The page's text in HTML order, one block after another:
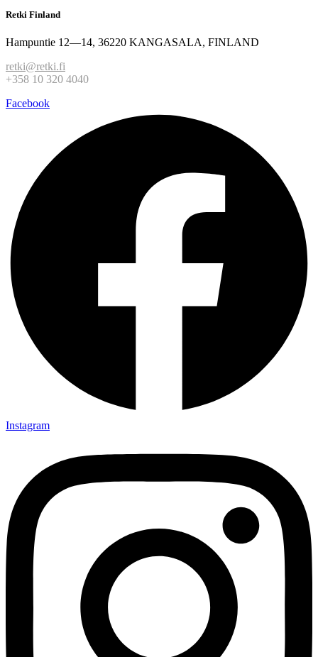
Retki Finland
Hampuntie 12—14, 36220 KANGASALA, FINLAND
retki@retki.fi
+358 10 320 4040
Facebook
Instagram